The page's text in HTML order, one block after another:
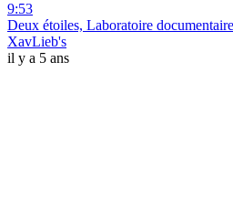
9:53
Deux étoiles, Laboratoire
XavLieb's
il y a 5 ans